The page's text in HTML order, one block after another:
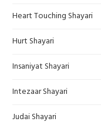
Heart Touching Shayari
Hurt Shayari
Insaniyat Shayari
Intezaar Shayari
Judai Shayari